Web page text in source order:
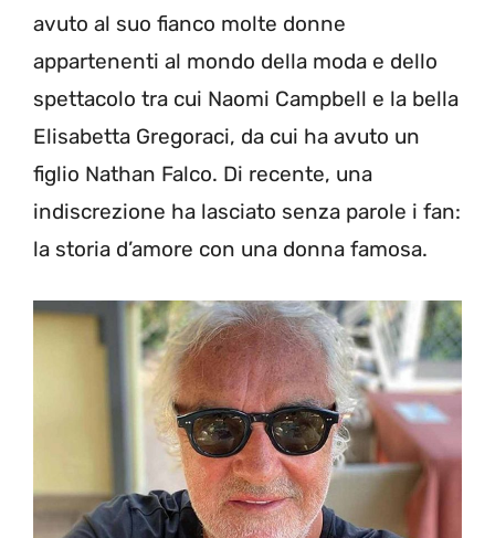
avuto al suo fianco molte donne
appartenenti al mondo della moda e dello
spettacolo tra cui Naomi Campbell e la bella
Elisabetta Gregoraci, da cui ha avuto un
figlio Nathan Falco. Di recente, una
indiscrezione ha lasciato senza parole i fan:
la storia d’amore con una donna famosa.